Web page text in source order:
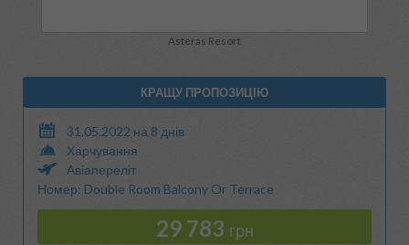
Asteras Resort
КРАЩУ ПРОПОЗИЦІЮ
31.05.2022 на 8 днів
Харчування
Авіапереліт
Номер: Double Room Balcony Or Terrace
29 783 грн